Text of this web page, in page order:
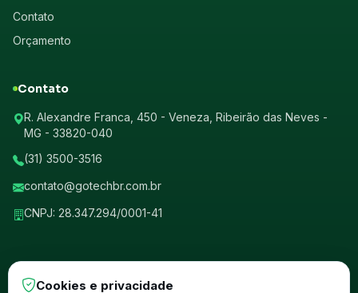
Contato
Orçamento
Contato
R. Alexandre Franca, 450 - Veneza, Ribeirão das Neves -
MG - 33820-040
(31) 3500-3516
contato@gotechbr.com.br
CNPJ: 28.347.294/0001-41
Cookies e privacidade